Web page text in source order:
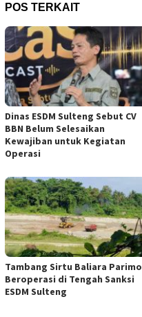
POS TERKAIT
Dinas ESDM Sulteng Sebut CV
BBN Belum Selesaikan
Kewajiban untuk Kegiatan
Operasi
Tambang Sirtu Baliara Parimo
Beroperasi di Tengah Sanksi
ESDM Sulteng